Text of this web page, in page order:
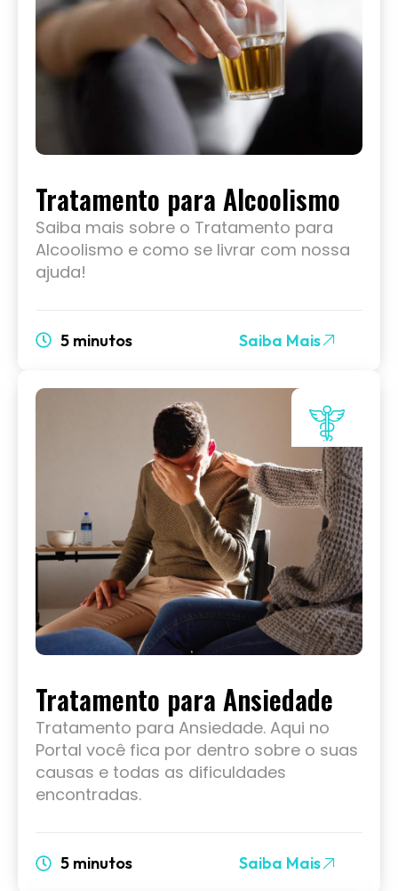
Tratamento para Alcoolismo
Saiba mais sobre o Tratamento para
Alcoolismo e como se livrar com nossa
ajuda!
5 minutos Saiba Mais
Tratamento para Ansiedade
Tratamento para Ansiedade. Aqui no
Portal você fica por dentro sobre o suas
causas e todas as dificuldades
encontradas.
5 minutos Saiba Mais